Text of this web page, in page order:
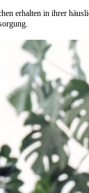
erhalten in ihrer